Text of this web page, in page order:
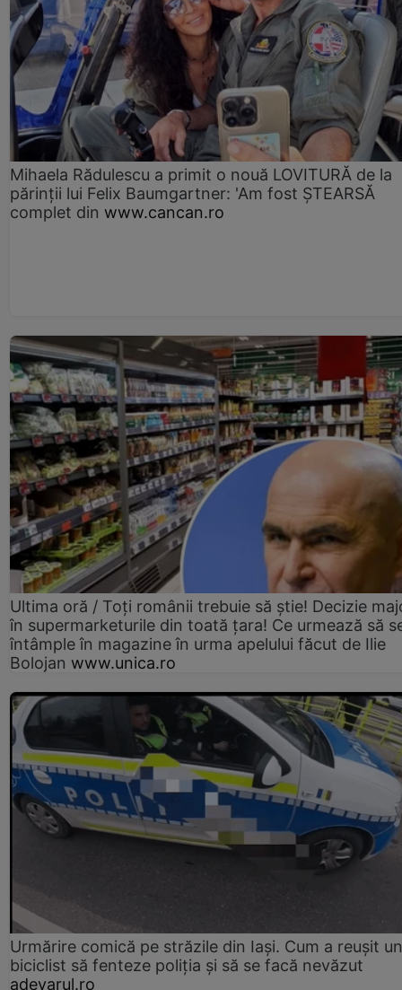
Mihaela Rădulescu a primit o nouă LOVITURĂ de la
părinții lui Felix Baumgartner: 'Am fost ȘTEARSĂ
complet din www.cancan.ro
Ultima oră / Toți românii trebuie să știe! Decizie
în supermarketurile din toată țara! Ce urmează să
întâmple în magazine în urma apelului făcut de Ilie
Bolojan www.unica.ro
Urmărire comică pe străzile din Iași. Cum a reușit un
biciclist să fenteze poliția și să se facă nevăzut
adevarul.ro